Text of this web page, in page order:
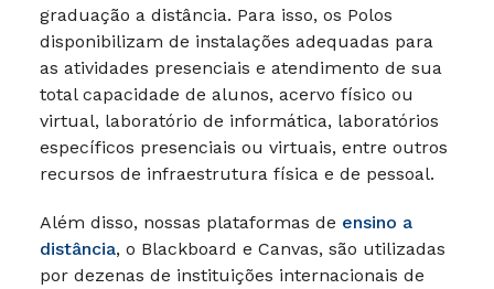
graduação a distância. Para isso, os Polos
disponibilizam de instalações adequadas para
as atividades presenciais e atendimento de sua
total capacidade de alunos, acervo físico ou
virtual, laboratório de informática, laboratórios
específicos presenciais ou virtuais, entre outros
recursos de infraestrutura física e de pessoal.
Além disso, nossas plataformas de ensino a
distância, o Blackboard e Canvas, são utilizadas
por dezenas de instituições internacionais de